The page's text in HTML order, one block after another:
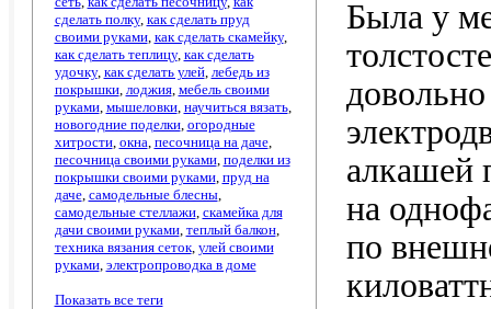
сделать полку, как сделать пруд
своими руками, как сделать скамейку,
как сделать теплицу, как сделать
удочку, как сделать улей, лебедь из
покрышки, лоджия, мебель своими
руками, мышеловки, научиться вязать,
новогодние поделки, огородные
хитрости, окна, песочница на даче,
песочница своими руками, поделки из
покрышки своими руками, пруд на
даче, самодельные блесны,
самодельные стеллажи, скамейка для
дачи своими руками, теплый балкон,
техника вязания сеток, улей своими
руками, электропроводка в доме
Показать все теги
Была у
алкашей
на
по